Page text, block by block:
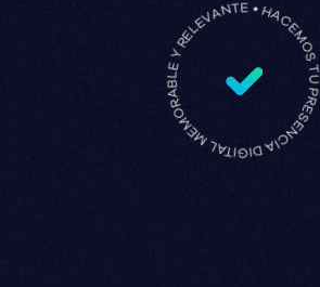
HACEMOS TU PRESENCIA DIGITAL MEMORABLE Y RELEVANTE •